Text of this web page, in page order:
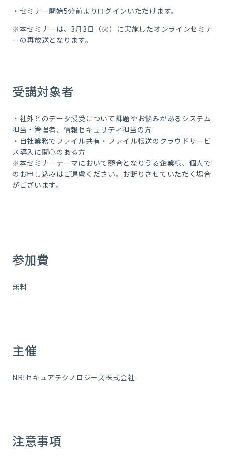
・セミナー開始5分前よりログインいただけます。
※本セミナーは、3月3日（火）に実施したオンラインセミナ
ーの再放送となります。
受講対象者
・社外とのデータ授受について課題やお悩みがあるシステム
担当・管理者、情報セキュリティ担当の方
・自社業務でファイル共有・ファイル転送のクラウドサービ
ス導入に関心のある方
※本セミナーテーマにおいて競合となりうる企業様、個人で
のお申し込みはご遠慮ください。お断りさせていただく場合
がございます。
参加費
無料
主催
NRIセキュアテクノロジーズ株式会社
注意事項